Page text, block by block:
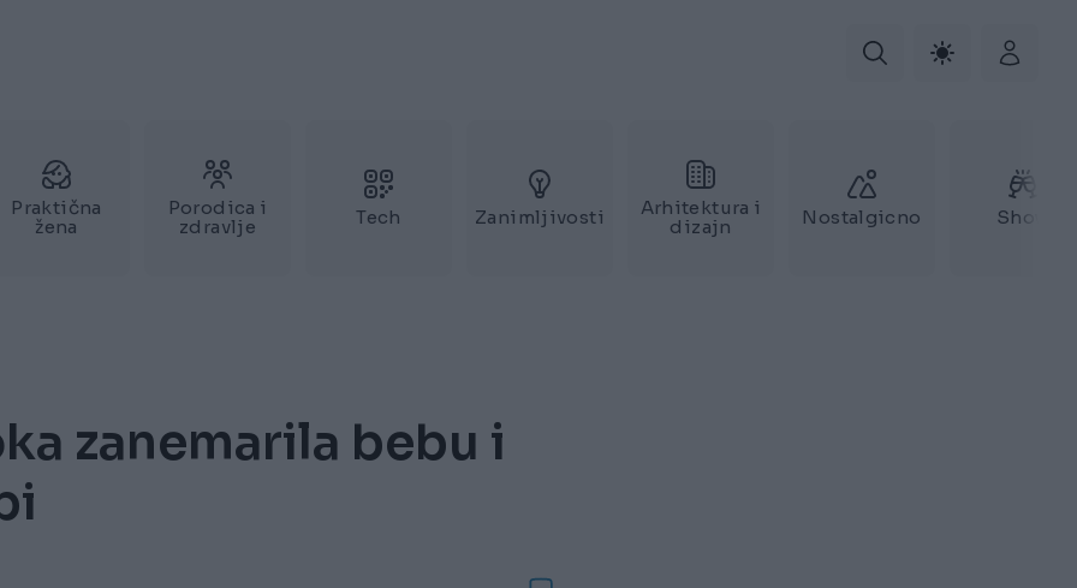
Praktična
žena
Porodica i
zdravlje
Tech Zanimljivosti
Arhitektura i
dizajn
Nostalgicno Show
zanemarila bebu i